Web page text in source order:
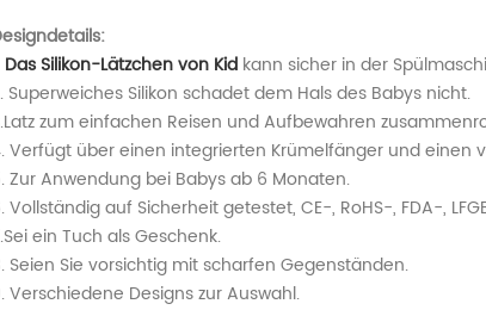
Das Silikon-Lätzchen von Kidkann sicher in der
Superweiches Silikon schadet dem Hals des Babys nicht.
zum einfachen Reisen und Aufbewahren
Verfügt über einen integrierten Krümelfänger und einen
Zur Anwendung bei Babys ab 6 Monaten.
Vollständig auf Sicherheit getestet, CE-, RoHS-, FDA-,
ein Tuch als Geschenk.
Seien Sie vorsichtig mit scharfen Gegenständen.
Verschiedene Designs zur Auswahl.